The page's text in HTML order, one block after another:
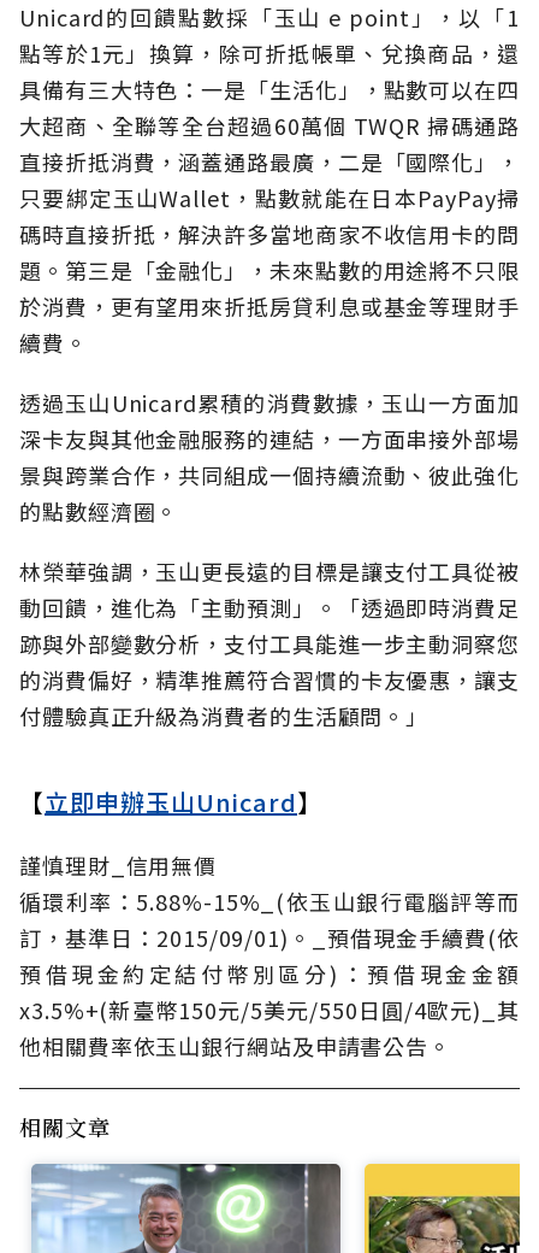
Unicard的回饋點數採「玉山 e point」，以「1
點等於1元」換算，除可折抵帳單、兌換商品，還
具備有三大特色：一是「生活化」，點數可以在四
大超商、全聯等全台超過60萬個 TWQR 掃碼通路
直接折抵消費，涵蓋通路最廣，二是「國際化」，
只要綁定玉山Wallet，點數就能在日本PayPay掃
碼時直接折抵，解決許多當地商家不收信用卡的問
題。第三是「金融化」，未來點數的用途將不只限
於消費，更有望用來折抵房貸利息或基金等理財手
續費。
透過玉山Unicard累積的消費數據，玉山一方面加
深卡友與其他金融服務的連結，一方面串接外部場
景與跨業合作，共同組成一個持續流動、彼此強化
的點數經濟圈。
林榮華強調，玉山更長遠的目標是讓支付工具從被
動回饋，進化為「主動預測」。「透過即時消費足
跡與外部變數分析，支付工具能進一步主動洞察您
的消費偏好，精準推薦符合習慣的卡友優惠，讓支
付體驗真正升級為消費者的生活顧問。」
【立即申辦玉山Unicard】
謹慎理財_信用無價
循環利率：5.88%-15%_(依玉山銀行電腦評等而
訂，基準日：2015/09/01)。_預借現金手續費(依
預借現金約定結付幣別區分)：預借現金金額
x3.5%+(新臺幣150元/5美元/550日圓/4歐元)_其
他相關費率依玉山銀行網站及申請書公告。
相關文章